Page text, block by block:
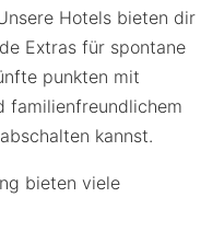
Hotels bieten dir
Extras für spontane
punkten mit
familienfreundlichem
kannst.
bieten viele